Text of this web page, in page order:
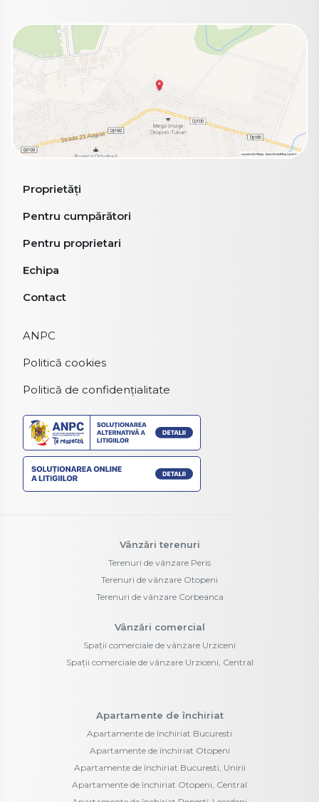
Proprietăți
Pentru cumpărători
Pentru proprietari
Echipa
Contact
ANPC
Politică cookies
Politică de confidențialitate
Vânzări terenuri
Terenuri de vânzare Peris
Terenuri de vânzare Otopeni
Terenuri de vânzare Corbeanca
Vânzări comercial
Spații comerciale de vânzare Urziceni
Spații comerciale de vânzare Urziceni, Central
Apartamente de închiriat
Apartamente de închiriat Bucuresti
Apartamente de închiriat Otopeni
Apartamente de închiriat Bucuresti, Unirii
Apartamente de închiriat Otopeni, Central